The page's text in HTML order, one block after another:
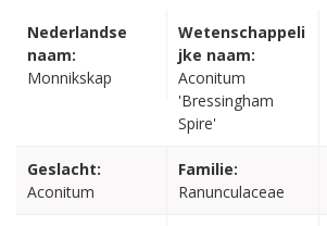
Nederlandse
naam:
Monnikskap
Wetenschappeli
jke naam:
Aconitum
'Bressingham
Spire'
Geslacht:
Aconitum
Familie:
Ranunculaceae